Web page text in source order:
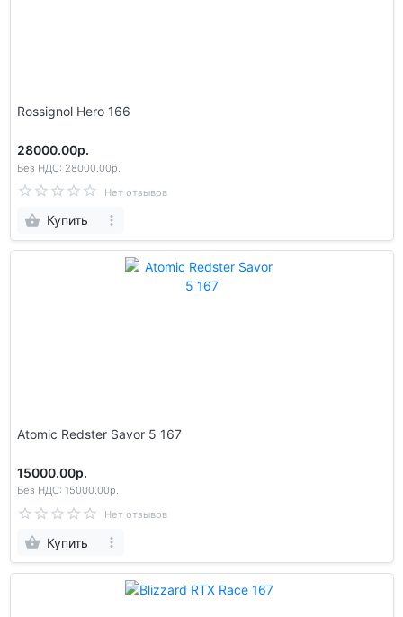
Rossignol Hero 166
28000.00р.
Без НДС: 28000.00р.
Нет отзывов
Купить
Atomic Redster Savor 5 167
15000.00р.
Без НДС: 15000.00р.
Нет отзывов
Купить